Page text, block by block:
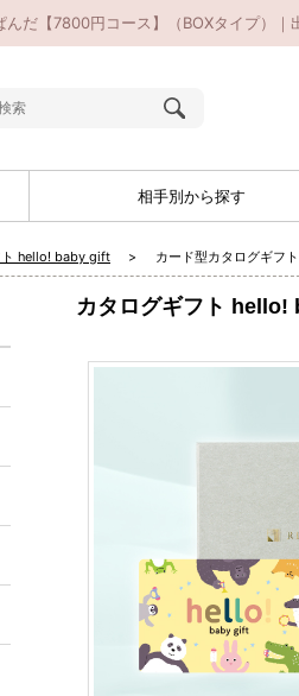
だ【7800円コース】（BOXタイプ）｜
相手別から探す
ト hello! baby gift カード型カタログギフ
カタログギフト hello!